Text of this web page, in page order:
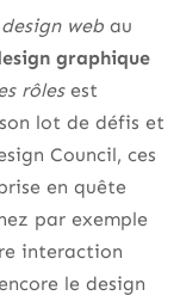
design web au
graphique
rôlesest
lot de défis et
Council, ces
en quête
par exemple
interaction
le design